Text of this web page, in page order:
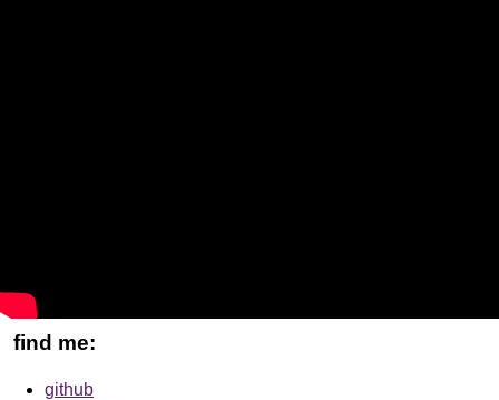
find me:
github